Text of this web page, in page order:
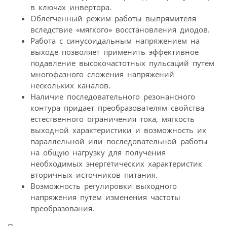
в ключах инвертора.
Облегченный режим работы выпрямителя
вследствие «мягкого» восстановления диодов.
Работа с синусоидальным напряжением на
выходе позволяет применить эффективное
подавление высокочастотных пульсаций путем
многофазного сложения напряжений
нескольких каналов.
Наличие последовательного резонансного
контура придает преобразователям свойства
естественного ограничения тока, мягкость
выходной характеристики и возможность их
параллельной или последовательной работы
на общую нагрузку для получения
необходимых энергетических характеристик
вторичных источников питания.
Возможность регулировки выходного
напряжения путем изменения частоты
преобразования.